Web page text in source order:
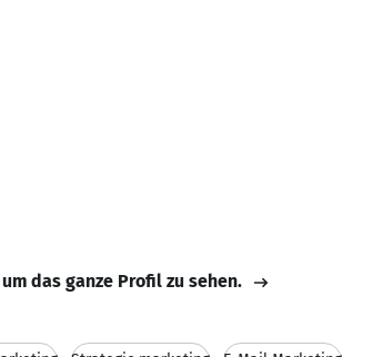
das ganze Profil zu sehen.